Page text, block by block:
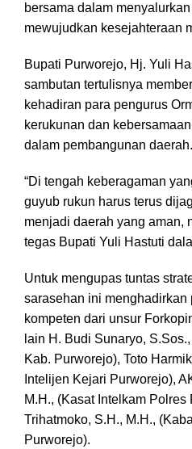
bersama dalam
mewujudkan kesejahteraan
Bupati Purworejo, Hj. Yuli
sambutan tertulisnya
kehadiran para pengurus
kerukunan dan
dalam pembangunan daerah.
“Di tengah keberagaman
guyub rukun harus terus
menjadi daerah yang aman,
tegas Bupati Yuli Hastuti
Untuk mengupas tuntas
sarasehan ini menghadirkan
kompeten dari unsur
lain H. Budi Sunaryo,
Kab. Purworejo), Toto
Intelijen Kejari Purworejo),
M.H., (Kasat Intelkam
Trihatmoko, S.H., M.H.,
Purworejo).